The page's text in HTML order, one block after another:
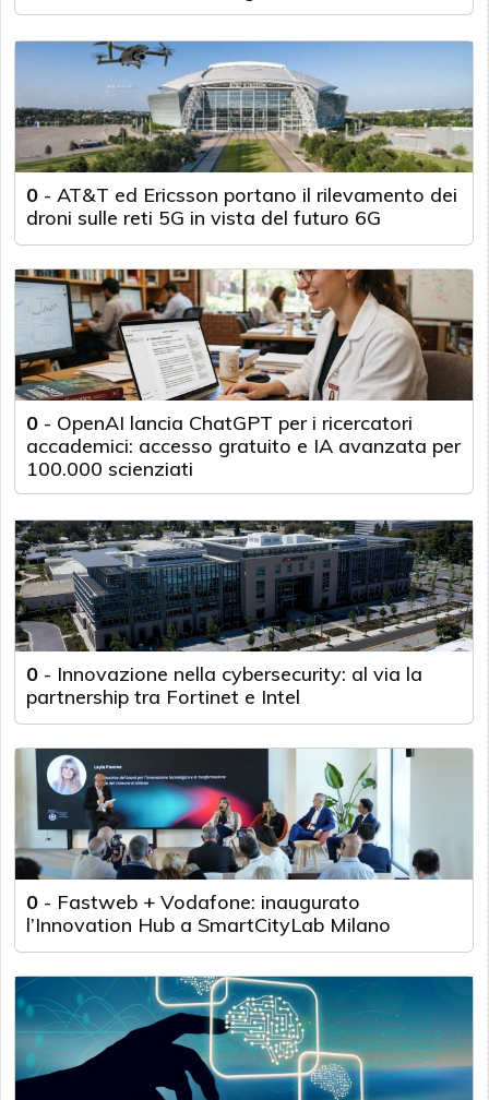
0 - AT&T ed Ericsson portano il rilevamento dei
droni sulle reti 5G in vista del futuro 6G
0 - OpenAI lancia ChatGPT per i ricercatori
accademici: accesso gratuito e IA avanzata per
100.000 scienziati
0 - Innovazione nella cybersecurity: al via la
partnership tra Fortinet e Intel
0 - Fastweb + Vodafone: inaugurato
l’Innovation Hub a SmartCityLab Milano